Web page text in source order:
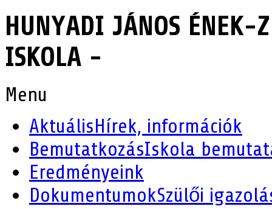
HUNYADI JÁNOS ÉNEK-
ISKOLA -
Menu
AktuálisHírek, információk
BemutatkozásIskola
Eredményeink
DokumentumokSzülői